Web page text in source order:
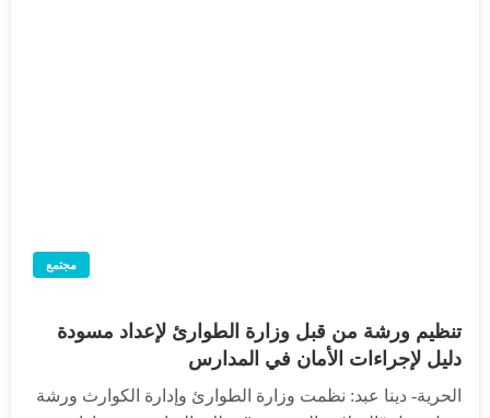
مجتمع
تنظيم ورشة من قبل وزارة الطوارئ لإعداد مسودة
دليل لإجراءات الأمان في المدارس
الحرية- دينا عبد: نظمت وزارة الطوارئ وإدارة الكوارث ورشة